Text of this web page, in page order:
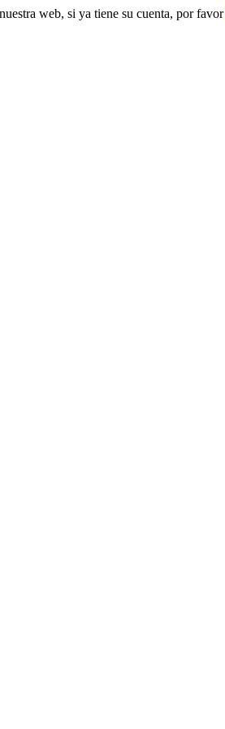
web, si ya tiene su cuenta, por favor